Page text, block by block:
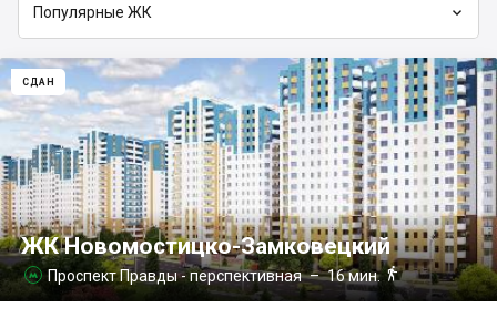
Популярные ЖК 
СДАН
ЖК Новомостицко-Замковецкий
 Проспект Правды - перспективная– 16 мин.